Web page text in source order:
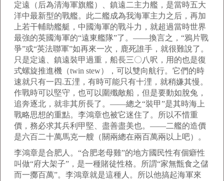
定遠（后為清海軍旗艦）、鎮遠二主力艦，是當時五大
洋中最新型的戰艦。此二艦成為我海軍主力之后，再加
上若干輔助艦艇，中國海軍的戰斗力，就超過當時世界
最強的英國海軍的“遠東艦隊”了。——換言之，“鴉片戰
爭”或“英法聯軍”如再來一次，鹿死誰手，就很難說了。
只是定遠、鎮遠裝甲過重，船長三〇八呎，用的也是復
式螺旋推進機（twin stew），可以雙向航行。它們的時
速就只有一四.五浬，有時可能只有十浬，就稍嫌其慢。
作戰時可以堅守，也可以圍殲敵船，但是要動如脫兔，
追奔逐北，就非其所長了。——總之“裝甲”是其時海上
戰略思想的重點。李鴻章也被它迷住了。所以不惜重
價，務必求其兵利甲堅、盡善盡美也。——二艦的造價
是六百二十萬馬克一艘（關兩總在兩百萬兩以上吧）。
李鴻章是合肥人。“合肥老母雞”的地方國民性有個癖性
叫做“府大架子”，是一種賭徒性格。所謂“家無甑食之儲
而一擲百萬”。李鴻章就是這種人。所以他搞起海軍來